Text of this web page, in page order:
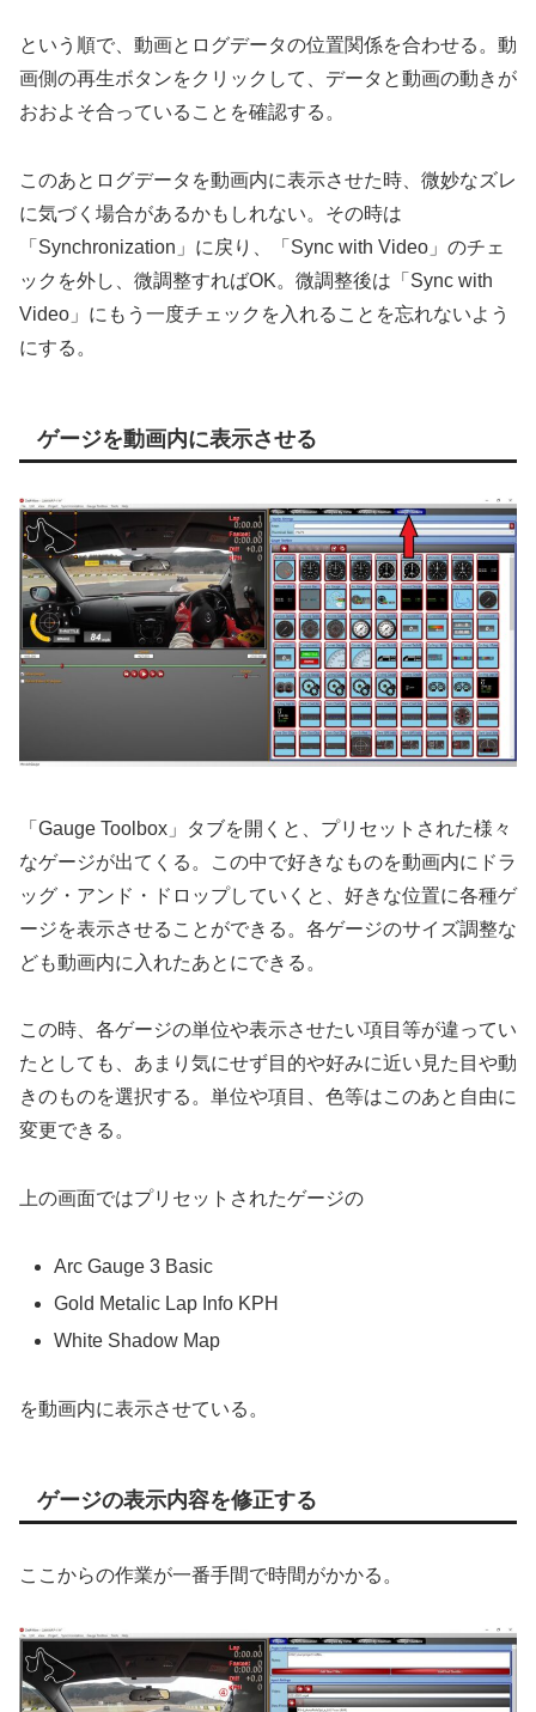
という順で、動画とログデータの位置関係を合わせる。動
画側の再生ボタンをクリックして、データと動画の動きが
おおよそ合っていることを確認する。
このあとログデータを動画内に表示させた時、微妙なズレ
に気づく場合があるかもしれない。その時は
「Synchronization」に戻り、「Sync with Video」のチェ
ックを外し、微調整すればOK。微調整後は「Sync with
Video」にもう一度チェックを入れることを忘れないよう
にする。
ゲージを動画内に表示させる
「Gauge Toolbox」タブを開くと、プリセットされた様々
なゲージが出てくる。この中で好きなものを動画内にドラ
ッグ・アンド・ドロップしていくと、好きな位置に各種ゲ
ージを表示させることができる。各ゲージのサイズ調整な
ども動画内に入れたあとにできる。
この時、各ゲージの単位や表示させたい項目等が違ってい
たとしても、あまり気にせず目的や好みに近い見た目や動
きのものを選択する。単位や項目、色等はこのあと自由に
変更できる。
上の画面ではプリセットされたゲージの
Arc Gauge 3 Basic
Gold Metalic Lap Info KPH
White Shadow Map
を動画内に表示させている。
ゲージの表示内容を修正する
ここからの作業が一番手間で時間がかかる。